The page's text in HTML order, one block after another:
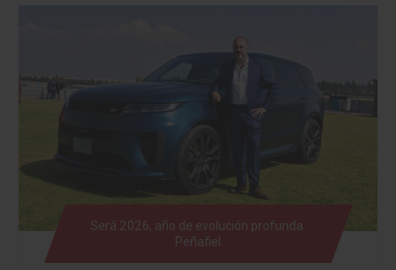
Será 2026, año de evolución profunda:
Peñafiel